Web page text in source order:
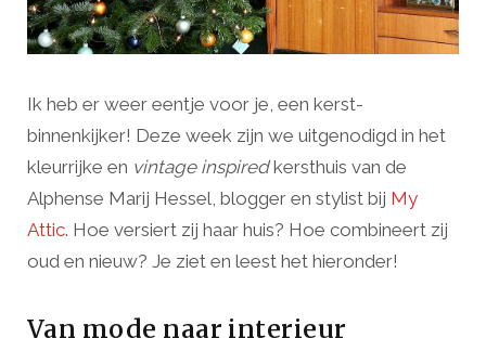
Ik heb er weer eentje voor je, een kerst-
binnenkijker! Deze week zijn we uitgenodigd in het
kleurrijke en vintage inspiredkersthuis van de
Alphense Marij Hessel, blogger en stylist bij My
Attic. Hoe versiert zij haar huis? Hoe combineert zij
oud en nieuw? Je ziet en leest het hieronder!
Van mode naar interieur